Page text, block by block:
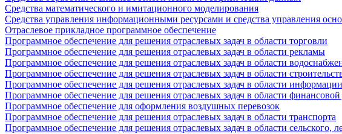
Средства математического и имитационного моделирования
Средства управления информационными ресурсами и средства управления
Отраслевое прикладное программное обеспечение
Программное обеспечение для решения отраслевых задач в области торговли
Программное обеспечение для решения отраслевых задач в области рекламы
Программное обеспечение для решения отраслевых задач в области
Программное обеспечение для решения отраслевых задач в области
Программное обеспечение для решения отраслевых задач в области
Программное обеспечение для решения отраслевых задач в области финансовой
Программное обеспечение для оформления воздушных перевозок
Программное обеспечение для решения отраслевых задач в области транспорта
Программное обеспечение для решения отраслевых задач в области сельского,